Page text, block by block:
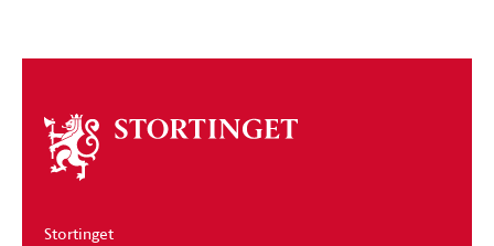
Om
stortinget
Stortinget